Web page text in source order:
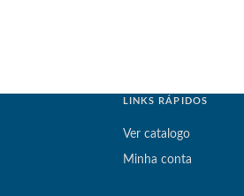
LINKS RÁPIDOS
Ver catalogo
Minha conta